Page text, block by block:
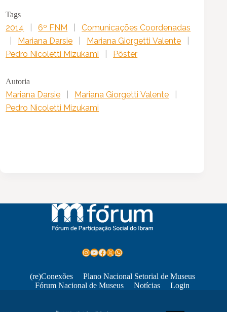
Tags
2014 6º FNM
Comunicações Coordenadas
Mariana Darsie Mariana Giorgetti Valente
Pedro Nicoletti Mizukami
Pôster
Autoria
Mariana Darsie Mariana Giorgetti Valente
Pedro Nicoletti Mizukami
Instagram
Youtube
Facebook
X WhatsApp
(re)Conexões
Plano Nacional Setorial de Museus
Fórum Nacional de Museus
Notícias Login